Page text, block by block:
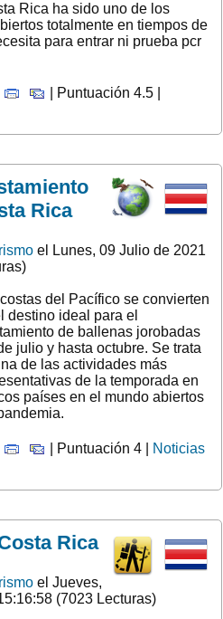
Rica ha sido uno de los
totalmente en tiempos de
para entrar ni prueba pcr
| Puntuación 4.5 |
Rica
el Lunes, 09 Julio de 2021
del Pacífico se convierten
destino ideal para el
de ballenas jorobadas
julio y hasta octubre. Se trata
de las actividades más
de la temporada en
países en el mundo abiertos
| Puntuación 4 |
Noticias
Rica
el Jueves,
(7023 Lecturas)